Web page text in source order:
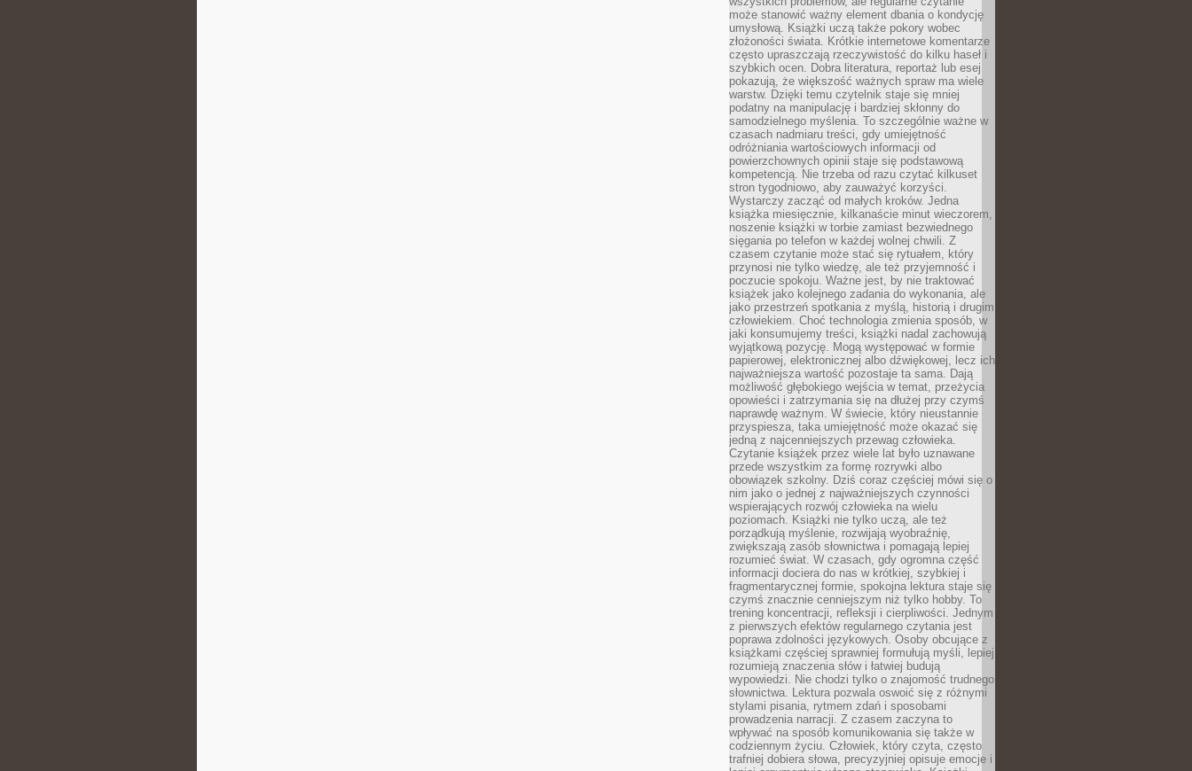
może stanowić ważny element dbania o kondycję
umysłową. Książki uczą także pokory wobec
złożoności świata. Krótkie internetowe komentarze
często upraszczają rzeczywistość do kilku haseł i
szybkich ocen. Dobra literatura, reportaż lub esej
pokazują, że większość ważnych spraw ma wiele
warstw. Dzięki temu czytelnik staje się mniej
podatny na manipulację i bardziej skłonny do
samodzielnego myślenia. To szczególnie ważne w
czasach nadmiaru treści, gdy umiejętność
odróżniania wartościowych informacji od
powierzchownych opinii staje się podstawową
kompetencją. Nie trzeba od razu czytać kilkuset
stron tygodniowo, aby zauważyć korzyści.
Wystarczy zacząć od małych kroków. Jedna
książka miesięcznie, kilkanaście minut wieczorem,
noszenie książki w torbie zamiast bezwiednego
sięgania po telefon w każdej wolnej chwili. Z
czasem czytanie może stać się rytuałem, który
przynosi nie tylko wiedzę, ale też przyjemność i
poczucie spokoju. Ważne jest, by nie traktować
książek jako kolejnego zadania do wykonania, ale
jako przestrzeń spotkania z myślą, historią i drugim
człowiekiem. Choć technologia zmienia sposób, w
jaki konsumujemy treści, książki nadal zachowują
wyjątkową pozycję. Mogą występować w formie
papierowej, elektronicznej albo dźwiękowej, lecz ich
najważniejsza wartość pozostaje ta sama. Dają
możliwość głębokiego wejścia w temat, przeżycia
opowieści i zatrzymania się na dłużej przy czymś
naprawdę ważnym. W świecie, który nieustannie
przyspiesza, taka umiejętność może okazać się
jedną z najcenniejszych przewag człowieka.
Czytanie książek przez wiele lat było uznawane
przede wszystkim za formę rozrywki albo
obowiązek szkolny. Dziś coraz częściej mówi się o
nim jako o jednej z najważniejszych czynności
wspierających rozwój człowieka na wielu
poziomach. Książki nie tylko uczą, ale też
porządkują myślenie, rozwijają wyobraźnię,
zwiększają zasób słownictwa i pomagają lepiej
rozumieć świat. W czasach, gdy ogromna część
informacji dociera do nas w krótkiej, szybkiej i
fragmentarycznej formie, spokojna lektura staje się
czymś znacznie cenniejszym niż tylko hobby. To
trening koncentracji, refleksji i cierpliwości. Jednym
z pierwszych efektów regularnego czytania jest
poprawa zdolności językowych. Osoby obcujące z
książkami częściej sprawniej formułują myśli, lepiej
rozumieją znaczenia słów i łatwiej budują
wypowiedzi. Nie chodzi tylko o znajomość trudnego
słownictwa. Lektura pozwala oswoić się z różnymi
stylami pisania, rytmem zdań i sposobami
prowadzenia narracji. Z czasem zaczyna to
wpływać na sposób komunikowania się także w
codziennym życiu. Człowiek, który czyta, często
trafniej dobiera słowa, precyzyjniej opisuje emocje i